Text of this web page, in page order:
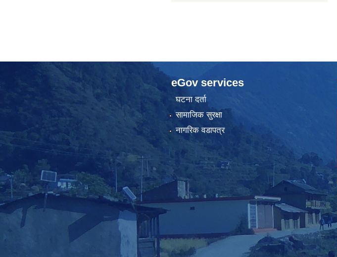
eGov services
घटना दर्ता
सामाजिक सुरक्षा
नागरिक वडापत्र